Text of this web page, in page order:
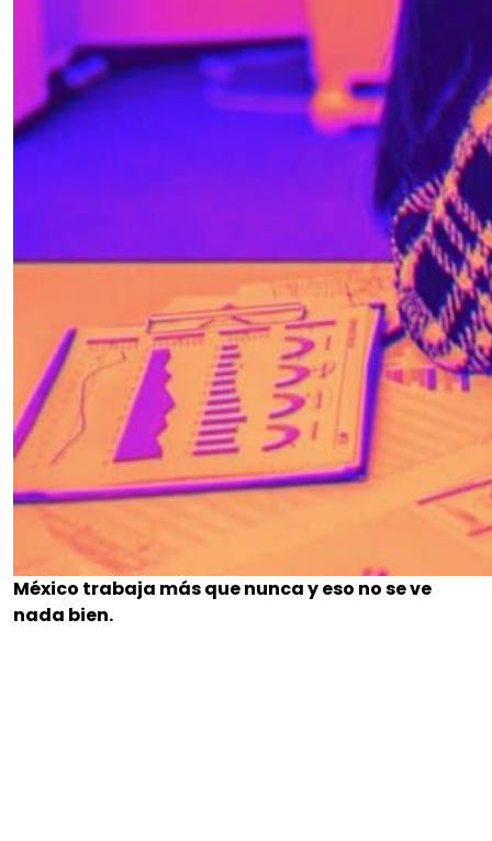
México trabaja más que nunca y eso no se ve
nada bien.